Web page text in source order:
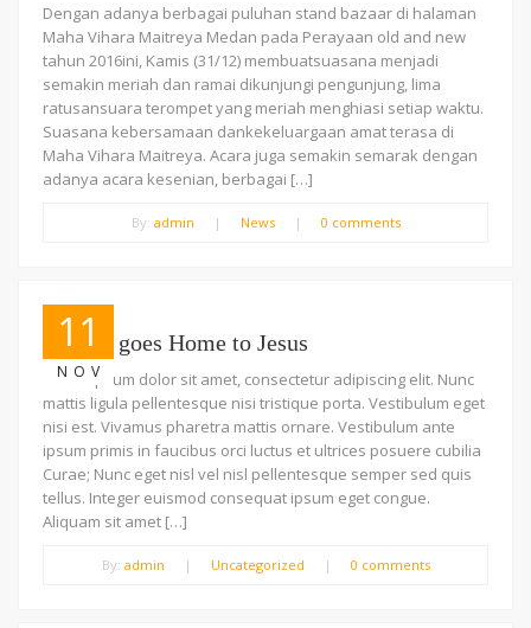
Dengan adanya berbagai puluhan stand bazaar di halaman
Maha Vihara Maitreya Medan pada Perayaan old and new
tahun 2016ini, Kamis (31/12) membuatsuasana menjadi
semakin meriah dan ramai dikunjungi pengunjung, lima
ratusansuara terompet yang meriah menghiasi setiap waktu.
Suasana kebersamaan dankekeluargaan amat terasa di
Maha Vihara Maitreya. Acara juga semakin semarak dengan
adanya acara kesenian, berbagai […]
By: admin | News | 0 comments
11
NOV
Crouch goes Home to Jesus
Lorem ipsum dolor sit amet, consectetur adipiscing elit. Nunc
mattis ligula pellentesque nisi tristique porta. Vestibulum eget
nisi est. Vivamus pharetra mattis ornare. Vestibulum ante
ipsum primis in faucibus orci luctus et ultrices posuere cubilia
Curae; Nunc eget nisl vel nisl pellentesque semper sed quis
tellus. Integer euismod consequat ipsum eget congue.
Aliquam sit amet […]
By: admin | Uncategorized | 0 comments